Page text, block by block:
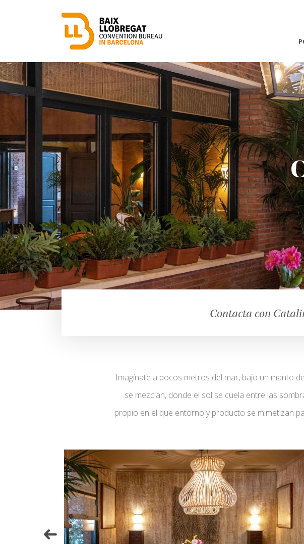
Contacta con
Imagínate a pocos metros del mar, bajo un manto
se mezclan, donde el sol se cuela entre las
propio en el que entorno y producto se mimetizan